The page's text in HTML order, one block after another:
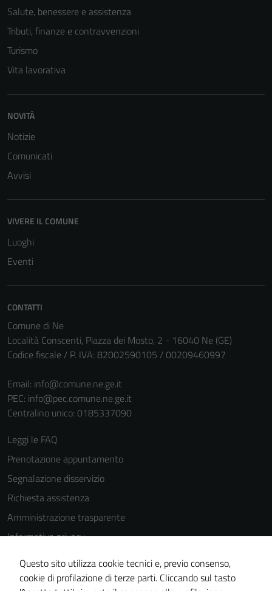
Salute, benessere e assistenza
Tributi, finanze e contravvenzioni
Turismo
Vita lavorativa
NOVITÀ
Notizie
Comunicati
Avvisi
VIVERE IL COMUNE
Luoghi
Eventi
CONTATTI
Comune di Ne
Località Conscenti, Piazza dei Mosto, 2 - 16040 Ne (GE)
Codice fiscale / P. IVA: 82002590105 / 00209460997
Email: info@comune.ne.ge.it
PEC: info@pec.comune.ne.ge.it
Centralino unico: 0185337090
Leggi le FAQ
Prenotazione appuntamento
Segnalazione disservizio
Richiesta assistenza
Amministrazione trasparente
Informativa privacy
Cookie Policy
Note legali
Questo sito utilizza cookie tecnici e, previo consenso,
cookie di profilazione di terze parti. Cliccando sul tasto
funzionamento
non raccolgono